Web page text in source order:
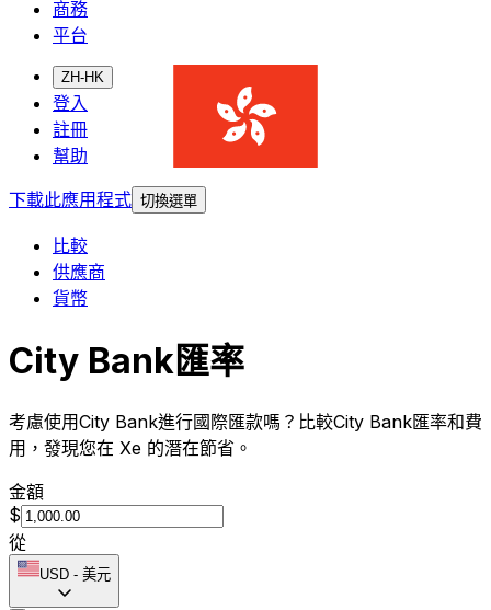
商務
平台
ZH-HK
登入
註冊
幫助
下載此應用程式 切換選單
比較
供應商
貨幣
City Bank匯率
考慮使用City Bank進行國際匯款嗎？比較City Bank匯率和費
用，發現您在 Xe 的潛在節省。
金額
$
從
USD - 美元